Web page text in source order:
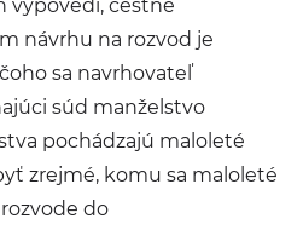
výpovedí, čestné
návrhu na rozvod je
sa navrhovateľ
súd manželstvo
pochádzajú maloleté
zrejmé, komu sa maloleté
do